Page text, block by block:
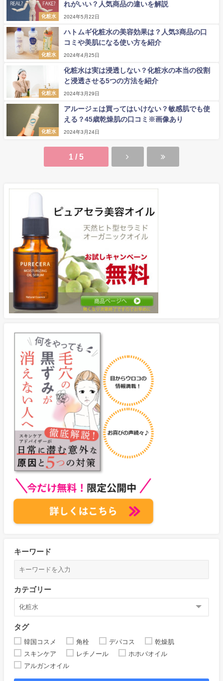
化粧水
れがいい？人気商品の違いを解説
2024年5月22日
化粧水
ハトムギ化粧水の美容効果は？人気3商品の口
コミや美肌になる使い方を紹介
2024年4月25日
化粧水
化粧水は実は浸透しない？化粧水の本当の役割
と浸透させる5つの方法を紹介
2024年3月29日
化粧水
アルージェは買ってはいけない？敏感肌でも使
える？45歳乾燥肌の口コミ※画像あり
2024年3月24日
1 / 5
キーワード
カテゴリー
タグ
韓国コスメ 角栓 デパコス
乾燥肌
スキンケア
レチノール
ホホバオイル
アルガンオイル